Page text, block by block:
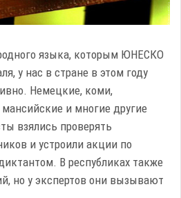
языка, которым ЮНЕСКО
у нас в стране в этом году
Немецкие, коми,
и многие другие
взялись проверять
и устроили акции по
В республиках также
но у экспертов они вызывают